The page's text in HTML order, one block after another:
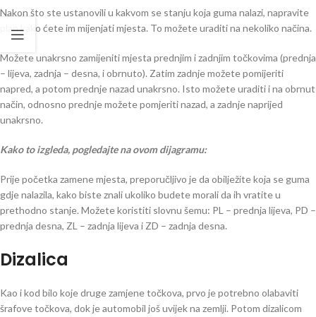
Nakon što ste ustanovili u kakvom se stanju koja guma nalazi, napravite
plan kako ćete im mijenjati mjesta. To možete uraditi na nekoliko načina.
Možete unakrsno zamijeniti mjesta prednjim i zadnjim točkovima (prednja
– lijeva, zadnja – desna, i obrnuto). Zatim zadnje možete pomijeriti
napred, a potom prednje nazad unakrsno. Isto možete uraditi i na obrnut
način, odnosno prednje možete pomjeriti nazad, a zadnje naprijed
unakrsno.
Kako to izgleda, pogledajte na ovom dijagramu:
Prije početka zamene mjesta, preporučljivo je da obilježite koja se guma
gdje nalazila, kako biste znali ukoliko budete morali da ih vratite u
prethodno stanje. Možete koristiti slovnu šemu: PL – prednja lijeva, PD –
prednja desna, ZL – zadnja lijeva i ZD – zadnja desna.
Dizalica
Kao i kod bilo koje druge zamjene točkova, prvo je potrebno olabaviti
šrafove točkova, dok je automobil još uvijek na zemlji. Potom dizalicom